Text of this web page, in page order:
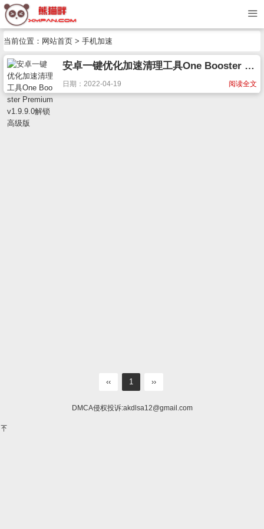
当前位置： 网站首页 > 手机加速
安卓一键优化加速清理工具One Booster Premium v1.9.9.0解锁高级版
阅读全文
日期：2022-04-19
‹‹ 1 ››
DMCA侵权投诉:akdlsa12@gmail.com